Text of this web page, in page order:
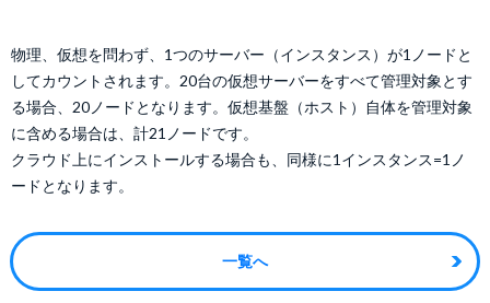
物理、仮想を問わず、1つのサーバー（インスタンス）が1ノードと
してカウントされます。20台の仮想サーバーをすべて管理対象とす
る場合、20ノードとなります。仮想基盤（ホスト）自体を管理対象
に含める場合は、計21ノードです。
クラウド上にインストールする場合も、同様に1インスタンス=1ノ
ードとなります。
一覧へ